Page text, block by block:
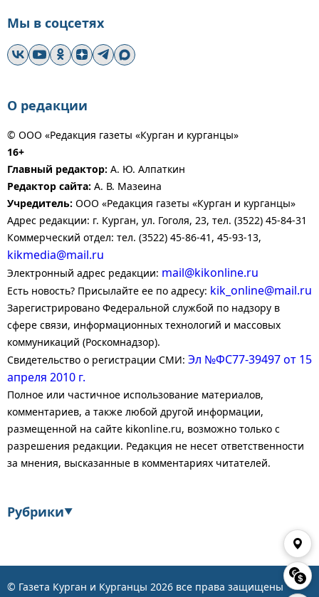
Мы в соцсетях
О редакции
© ООО «Редакция газеты «Курган и курганцы»
16+
Главный редактор: А. Ю. Алпаткин
Редактор сайта: А. В. Мазеина
Учредитель: ООО «Редакция газеты «Курган и курганцы»
Адрес редакции: г. Курган, ул. Гоголя, 23, тел. (3522) 45-84-31
Коммерческий отдел: тел. (3522) 45-86-41, 45-93-13,
kikmedia@mail.ru
Электронный адрес редакции: mail@kikonline.ru
Есть новость? Присылайте ее по адресу: kik_online@mail.ru
Зарегистрировано Федеральной службой по надзору в
сфере связи, информационных технологий и массовых
коммуникаций (Роскомнадзор).
Свидетельство о регистрации СМИ: Эл №ФС77-39497 от 15
апреля 2010 г.
Полное или частичное использование материалов,
комментариев, а также любой другой информации,
размещенной на сайте kikonline.ru, возможно только с
разрешения редакции. Редакция не несет ответственности
за мнения, высказанные в комментариях читателей.
Рубрики▼
Энергетика
Транспорт
© Газета Курган и Курганцы 2026 все права защищены